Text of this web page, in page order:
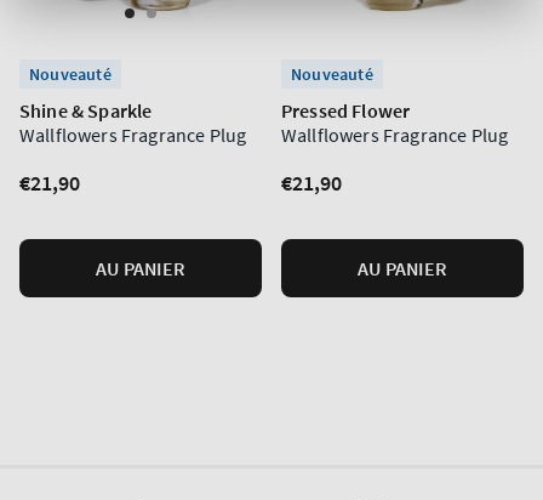
Nouveauté
Shine & Sparkle
Wallflowers Fragrance Plug
Prix
€21,90
AU PANIER
Nouveauté
Pressed Flower
Wallflowers Fragrance Plug
Prix
€21,90
AU PANIER